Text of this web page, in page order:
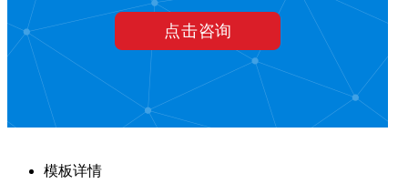
模板详情